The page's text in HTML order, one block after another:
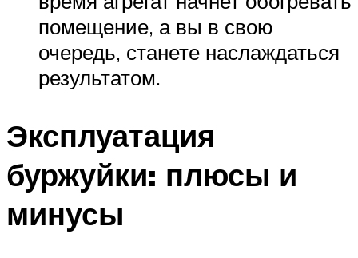
помещение, а вы в свою
очередь, станете наслаждаться
результатом.
Эксплуатация
буржуйки: плюсы и
минусы